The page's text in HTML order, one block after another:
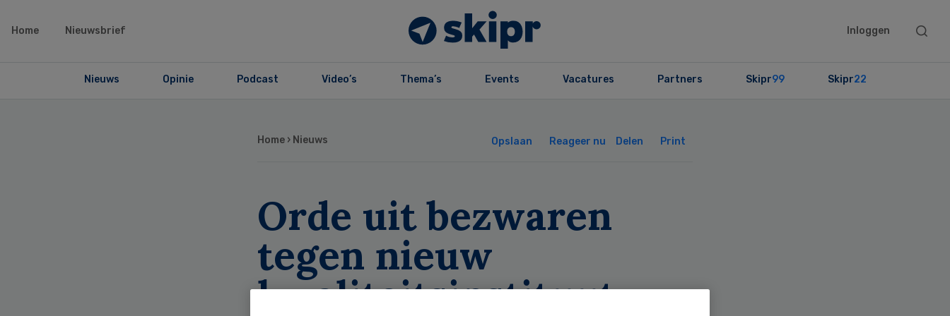
Home Nieuwsbrief Inloggen
Search
Nieuws Opinie Podcast Video’s Thema’s Events Vacatures Partners Skipr99 Skipr22
Home › Nieuws Opslaan Reageer nu Delen Print
Orde uit bezwaren
tegen nieuw
kwaliteitsinstituut